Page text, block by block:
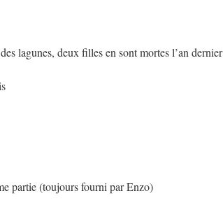
lagunes, deux filles en sont mortes l’an dernier
partie (toujours fourni par Enzo)